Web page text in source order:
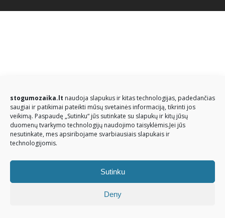
stogumozaika.lt naudoja slapukus ir kitas technologijas, padedančias
saugiai ir patikimai pateikti mūsų svetainės informaciją, tikrinti jos
veikimą. Paspaudę „Sutinku“ jūs sutinkate su slapukų ir kitų jūsų
duomenų tvarkymo technologijų naudojimo taisyklėmis.Jei jūs
nesutinkate, mes apsiribojame svarbiausiais slapukais ir
technologijomis.
Sutinku
Deny